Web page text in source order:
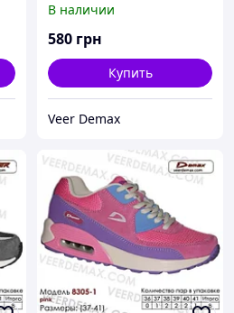
В наличии
580 грн
Купить
Veer Demax